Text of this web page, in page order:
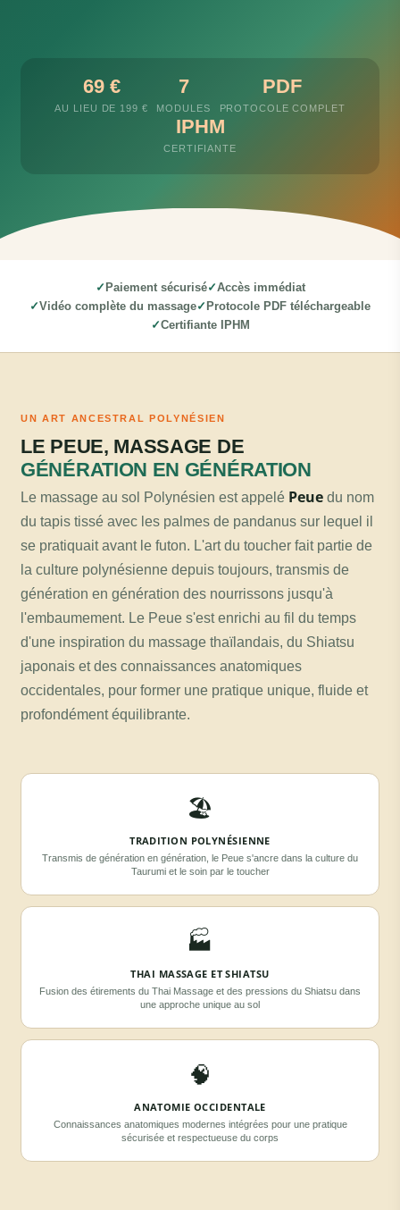
69 €
AU LIEU DE 199 €
7
MODULES
PDF
PROTOCOLE COMPLET
IPHM
CERTIFIANTE
Paiement sécurisé
Accès immédiat
Vidéo complète du massage
Protocole PDF téléchargeable
Certifiante IPHM
UN ART ANCESTRAL POLYNÉSIEN
LE PEUE, MASSAGE DE
GÉNÉRATION EN GÉNÉRATION
Le massage au sol Polynésien est appelé Peue du nom
du tapis tissé avec les palmes de pandanus sur lequel il
se pratiquait avant le futon. L'art du toucher fait partie de
la culture polynésienne depuis toujours, transmis de
génération en génération des nourrissons jusqu'à
l'embaumement. Le Peue s'est enrichi au fil du temps
d'une inspiration du massage thaïlandais, du Shiatsu
japonais et des connaissances anatomiques
occidentales, pour former une pratique unique, fluide et
profondément équilibrante.
🏖
TRADITION POLYNÉSIENNE
Transmis de génération en génération, le Peue s'ancre dans la culture du
Taurumi et le soin par le toucher
🏭
THAI MASSAGE ET SHIATSU
Fusion des étirements du Thai Massage et des pressions du Shiatsu dans
une approche unique au sol
🧠
ANATOMIE OCCIDENTALE
Connaissances anatomiques modernes intégrées pour une pratique
sécurisée et respectueuse du corps